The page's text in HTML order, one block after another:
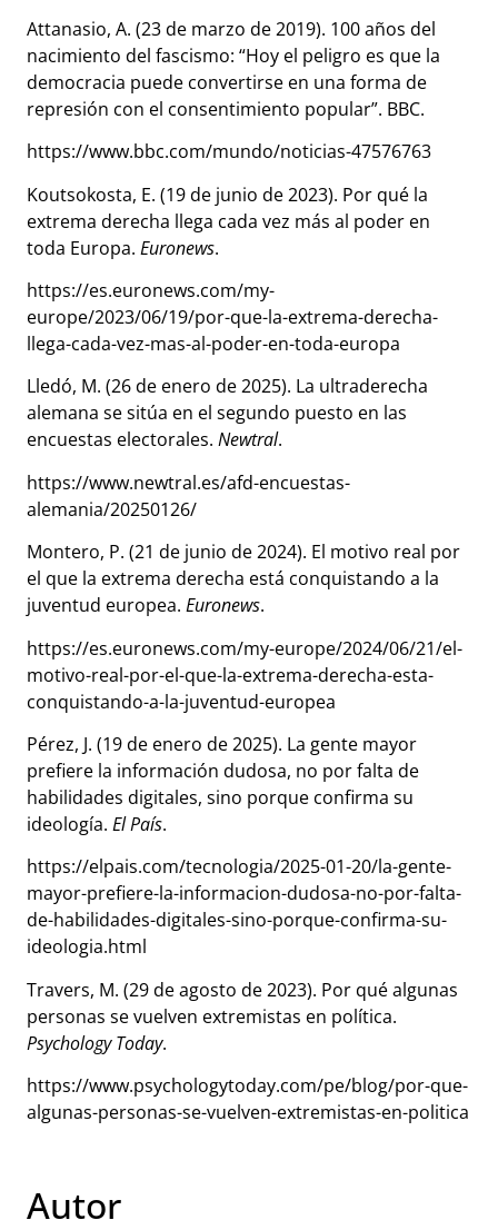
Attanasio, A. (23 de marzo de 2019). 100 años del
nacimiento del fascismo: “Hoy el peligro es que la
democracia puede convertirse en una forma de
represión con el consentimiento popular”. BBC.
https://www.bbc.com/mundo/noticias-47576763
Koutsokosta, E. (19 de junio de 2023). Por qué la
extrema derecha llega cada vez más al poder en
toda Europa. Euronews.
https://es.euronews.com/my-
europe/2023/06/19/por-que-la-extrema-derecha-
llega-cada-vez-mas-al-poder-en-toda-europa
Lledó, M. (26 de enero de 2025). La ultraderecha
alemana se sitúa en el segundo puesto en las
encuestas electorales. Newtral.
https://www.newtral.es/afd-encuestas-
alemania/20250126/
Montero, P. (21 de junio de 2024). El motivo real por
el que la extrema derecha está conquistando a la
juventud europea. Euronews.
https://es.euronews.com/my-europe/2024/06/21/el-
motivo-real-por-el-que-la-extrema-derecha-esta-
conquistando-a-la-juventud-europea
Pérez, J. (19 de enero de 2025). La gente mayor
prefiere la información dudosa, no por falta de
habilidades digitales, sino porque confirma su
ideología. El País.
https://elpais.com/tecnologia/2025-01-20/la-gente-
mayor-prefiere-la-informacion-dudosa-no-por-falta-
de-habilidades-digitales-sino-porque-confirma-su-
ideologia.html
Travers, M. (29 de agosto de2023). Por qué algunas
personas se vuelven extremistas en política.
Psychology Today.
https://www.psychologytoday.com/pe/blog/por-que-
algunas-personas-se-vuelven-extremistas-en-politica
Autor